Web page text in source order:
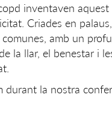
inventaven aquest
Criades en
comunes, amb un
la llar, el benestar i
durant la nostra